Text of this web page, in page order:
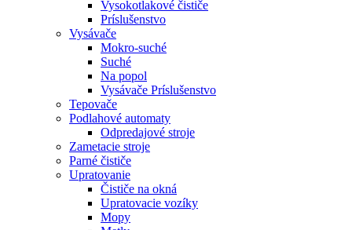
Vysokotlakové čističe
Príslušenstvo
Vysávače
Mokro-suché
Suché
Na popol
Vysávače Príslušenstvo
Tepovače
Podlahové automaty
Odpredajové stroje
Zametacie stroje
Parné čističe
Upratovanie
Čističe na okná
Upratovacie vozíky
Mopy